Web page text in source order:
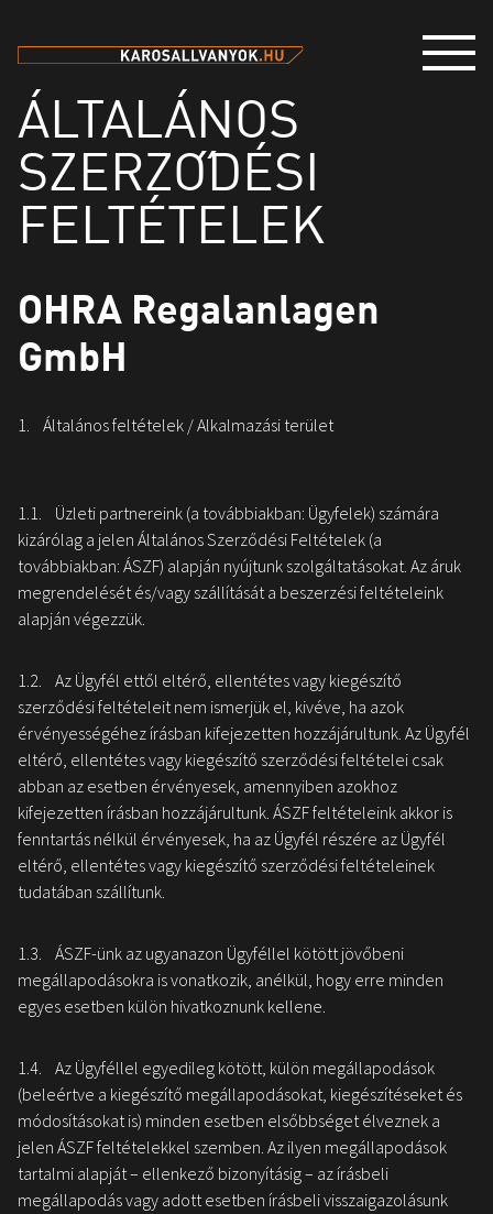
Ha bármilyen kérdése van termékeinkkel kapcsolatban, vagy ha
egyedi ajánlatot szeretne kapni, kérjük, forduljon hozzánk
bizalommal.
Egyesült:
Tel:+36 70 386 1978
Email: info(at)karosallvanyok.hu
Lépjen velünk kapcsolatba most!
ÁLTALÁNOS
SZERZŐDÉSI
FELTÉTELEK
OHRA Regalanlagen
GmbH
1. Általános feltételek / Alkalmazási terület
1.1. Üzleti partnereink (a továbbiakban: Ügyfelek) számára
kizárólag a jelen Általános Szerződési Feltételek (a
továbbiakban: ÁSZF) alapján nyújtunk szolgáltatásokat. Az áruk
megrendelését és/vagy szállítását a beszerzési feltételeink
alapján végezzük.
1.2. Az Ügyfél ettől eltérő, ellentétes vagy kiegészítő
szerződési feltételeit nem ismerjük el, kivéve, ha azok
érvényességéhez írásban kifejezetten hozzájárultunk. Az Ügyfél
eltérő, ellentétes vagy kiegészítő szerződési feltételei csak
abban az esetben érvényesek, amennyiben azokhoz
kifejezetten írásban hozzájárultunk. ÁSZF feltételeink akkor is
fenntartás nélkül érvényesek, ha az Ügyfél részére az Ügyfél
eltérő, ellentétes vagy kiegészítő szerződési feltételeinek
tudatában szállítunk.
1.3. ÁSZF-ünk az ugyanazon Ügyféllel kötött jövőbeni
megállapodásokra is vonatkozik, anélkül, hogy erre minden
egyes esetben külön hivatkoznunk kellene.
1.4. Az Ügyféllel egyedileg kötött, külön megállapodások
(beleértve a kiegészítő megállapodásokat, kiegészítéseket és
módosításokat is) minden esetben elsőbbséget élveznek a
jelen ÁSZF feltételekkel szemben. Az ilyen megállapodások
tartalmi alapját – ellenkező bizonyításig – az írásbeli
megállapodás vagy adott esetben írásbeli visszaigazolásunk